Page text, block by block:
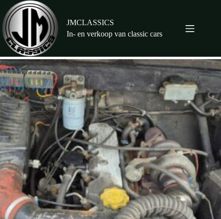
naar
de
inhoud
JMCLASSICS
In- en verkoop van classic cars